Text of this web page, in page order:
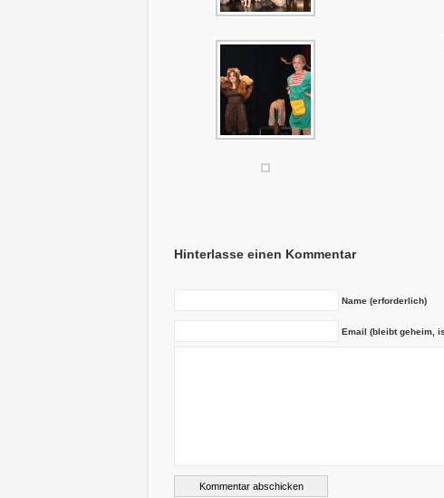
Hinterlasse einen Kommentar
Name (erforderlich)
Email (bleibt geheim,